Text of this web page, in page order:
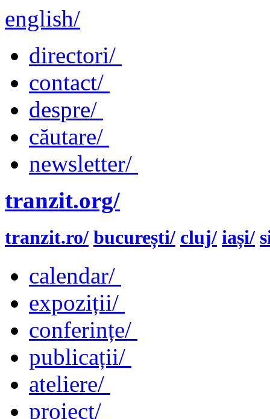
english/
directori/
contact/
despre/
căutare/
newsletter/
tranzit.org/
tranzit.ro/ bucurești/ cluj/ iași/
calendar/
expoziții/
conferințe/
publicații/
ateliere/
proiect/